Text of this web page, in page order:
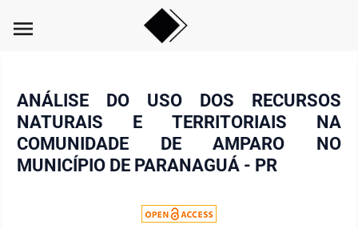
menu
ANÁLISE DO USO DOS RECURSOS
NATURAIS E TERRITORIAIS NA
COMUNIDADE DE AMPARO NO
MUNICÍPIO DE PARANAGUÁ - PR